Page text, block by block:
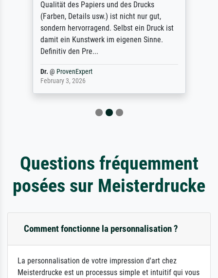
Qualität des Papiers und des Drucks
(Farben, Details usw.) ist nicht nur gut,
sondern hervorragend. Selbst ein Druck ist
damit ein Kunstwerk im eigenen Sinne.
Definitiv den Pre...
Dr. @ ProvenExpert
February 3, 2026
Questions fréquemment
posées sur Meisterdrucke
Comment fonctionne la personnalisation ?
La personnalisation de votre impression d'art chez
Meisterdrucke est un processus simple et intuitif qui vous